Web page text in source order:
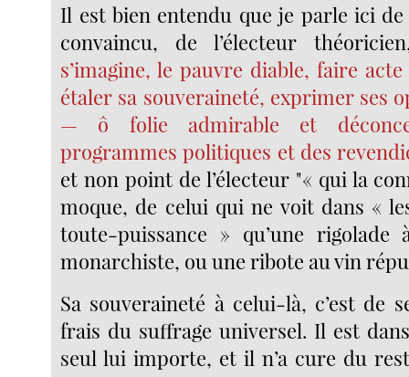
Il est bien entendu que je parle ici de
convaincu, de l’électeur
s’imagine, le pauvre diable, faire
étaler sa souveraineté, exprimer ses
— ô folie admirable et
programmes politiques et des
et non point de l’électeur "« qui la
moque, de celui qui ne voit dans «
toute-puissance » qu’une rigolade
monarchiste, ou une ribote au vin
Sa souveraineté à celui-là, c’est de
frais du suffrage universel. Il est
seul lui importe, et il n’a cure du